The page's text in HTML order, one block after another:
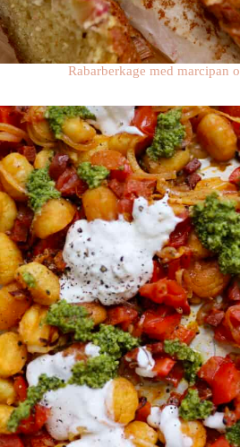
Rabarberkage med marcipan